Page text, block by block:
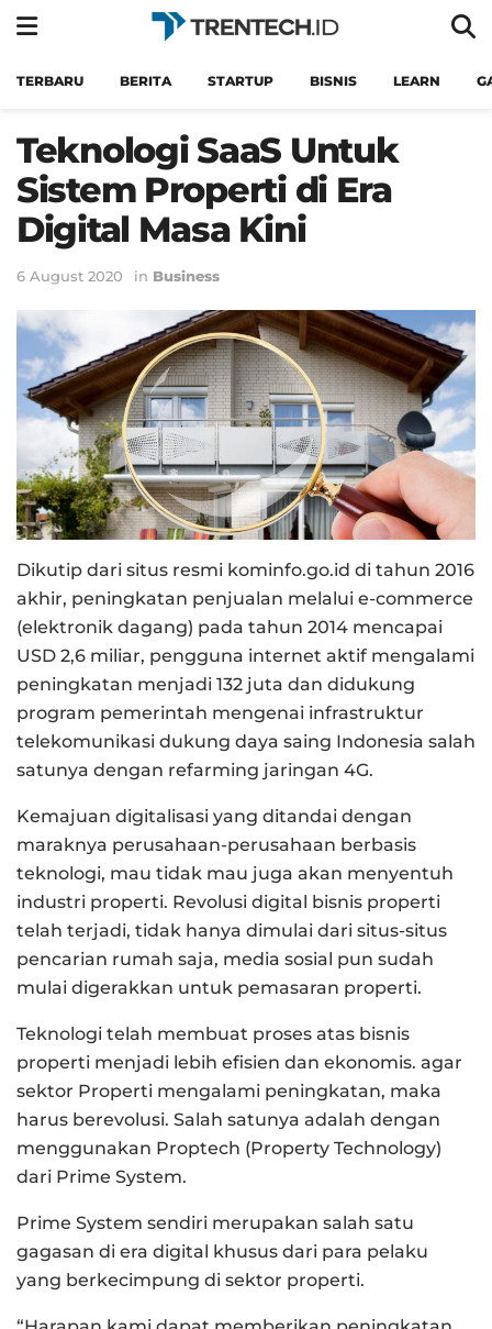
TERBARU BERITA STARTUP BISNIS LEARN
Teknologi SaaS Untuk
Sistem Properti di Era
Digital Masa Kini
6 August 2020 in Business
Dikutip dari situs resmi kominfo.go.id di tahun 2016
akhir, peningkatan penjualan melalui e-commerce
(elektronik dagang) pada tahun 2014 mencapai
USD 2,6 miliar, pengguna internet aktif mengalami
peningkatan menjadi 132 juta dan didukung
program pemerintah mengenai infrastruktur
telekomunikasi dukung daya saing Indonesia salah
satunya dengan refarming jaringan 4G.
Kemajuan digitalisasi yang ditandai dengan
maraknya perusahaan-perusahaan berbasis
teknologi, mau tidak mau juga akan menyentuh
industri properti. Revolusi digital bisnis properti
telah terjadi, tidak hanya dimulai dari situs-situs
pencarian rumah saja, media sosial pun sudah
mulai digerakkan untuk pemasaran properti.
Teknologi telah membuat proses atas bisnis
properti menjadi lebih efisien dan ekonomis. agar
sektor Properti mengalami peningkatan, maka
harus berevolusi. Salah satunya adalah dengan
menggunakan Proptech (Property Technology)
dari Prime System.
Prime System sendiri merupakan salah satu
gagasan di era digital khusus dari para pelaku
yang berkecimpung di sektor properti.